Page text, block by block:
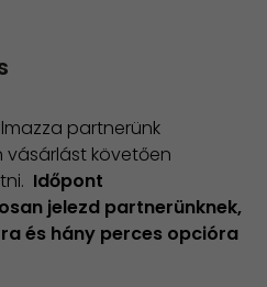
partnerünk
vásárlást követően
Időpont
jelezd partnerünknek,
és hány perces opcióra